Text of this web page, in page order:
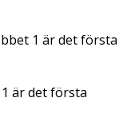
1 är det första
är det första